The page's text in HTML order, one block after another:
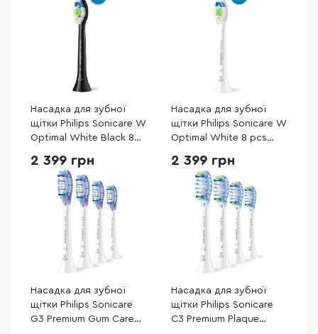
Насадка для зубної
щітки Philips Sonicare W
Optimal White Black 8
2 399 грн
Насадка для зубної
щітки Philips Sonicare W
Optimal White 8 pcs
2 399 грн
Насадка для зубної
щітки Philips Sonicare
G3 Premium Gum Care
Насадка для зубної
щітки Philips Sonicare
C3 Premium Plaque